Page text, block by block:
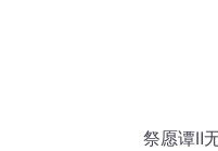
祭愿谭Ⅱ